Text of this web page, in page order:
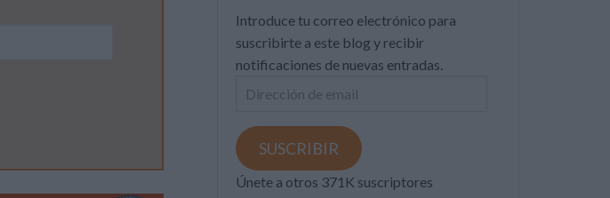
Introduce tu correo electrónico para
suscribirte a este blog y recibir
notificaciones de nuevas entradas.
Dirección
email
SUSCRIBIR
Únete a otros 371K suscriptores